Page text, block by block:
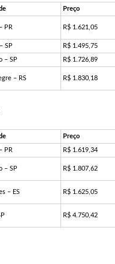
Preço
PR R$ 1.621,05
SP R$ 1.495,75
– SP R$ 1.726,89
– RS R$ 1.830,18
Preço
PR R$ 1.619,34
– SP R$ 1.807,62
– ES R$ 1.625,05
R$ 4.750,42